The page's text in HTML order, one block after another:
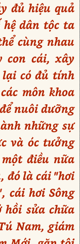
đủ hiệu quả
dân tộc ta
cùng nhau
con cái, xây
có đủ tính
môn khoa
nuôi dưỡng
những sự
và óc tưởng
điều nữa
đó là cái "hơi
cái hơi Sông
hồi sửa chữa
Nam, giám